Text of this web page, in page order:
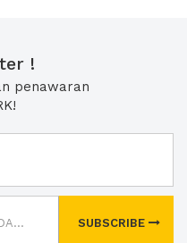
!
penawaran
SUBSCRIBE